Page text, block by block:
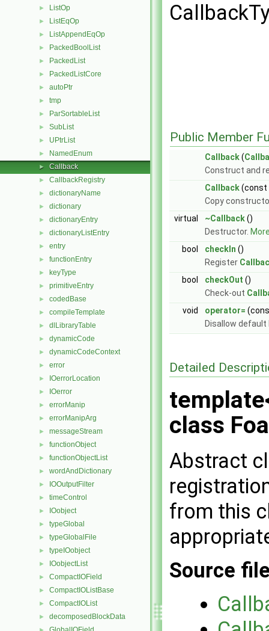
► ListOp
► ListEqOp
► ListAppendEqOp
► PackedBoolList
► PackedList
► PackedListCore
► autoPtr
► tmp
► ParSortableList
► SubList
► UPtrList
► NamedEnum
► Callback
► CallbackRegistry
► dictionaryName
► dictionary
► dictionaryEntry
► dictionaryListEntry
► entry
► functionEntry
► keyType
► primitiveEntry
► codedBase
► compileTemplate
► dlLibraryTable
► dynamicCode
► dynamicCodeContext
► error
► IOerrorLocation
► IOerror
► errorManip
► errorManipArg
► messageStream
► functionObject
► functionObjectList
► wordAndDictionary
► IOOutputFilter
► timeControl
► IOobject
► typeGlobal
► typeGlobalFile
► typeIOobject
► IOobjectList
► CompactIOField
► CompactIOListBase
► CompactIOList
► decomposedBlockData
Public Member
Callback(
Construct and
Callback(const
Copy
virtual
~Callback()
Destructor.
bool
checkIn ()
Register
bool
checkOut ()
Check-out
void
operator=
Disallow
Detailed
class
Abstract
from this
Source